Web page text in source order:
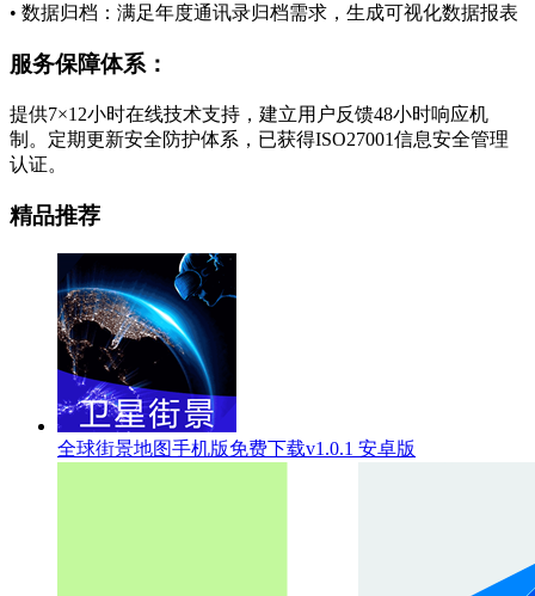
• 数据归档：满足年度通讯录归档需求，生成可视化数据报表
服务保障体系：
提供7×12小时在线技术支持，建立用户反馈48小时响应机
制。定期更新安全防护体系，已获得ISO27001信息安全管理
认证。
精品推荐
全球街景地图手机版免费下载v1.0.1 安卓版